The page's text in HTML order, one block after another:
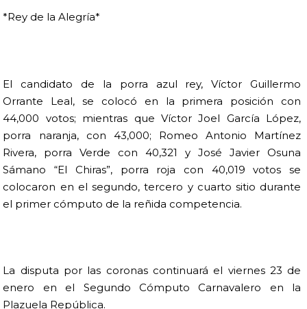
*Rey de la Alegría*
El candidato de la porra azul rey, Víctor Guillermo
Orrante Leal, se colocó en la primera posición con
44,000 votos; mientras que Víctor Joel García López,
porra naranja, con 43,000; Romeo Antonio Martínez
Rivera, porra Verde con 40,321 y José Javier Osuna
Sámano “El Chiras”, porra roja con 40,019 votos se
colocaron en el segundo, tercero y cuarto sitio durante
el primer cómputo de la reñida competencia.
La disputa por las coronas continuará el viernes 23 de
enero en el Segundo Cómputo Carnavalero en la
Plazuela República.